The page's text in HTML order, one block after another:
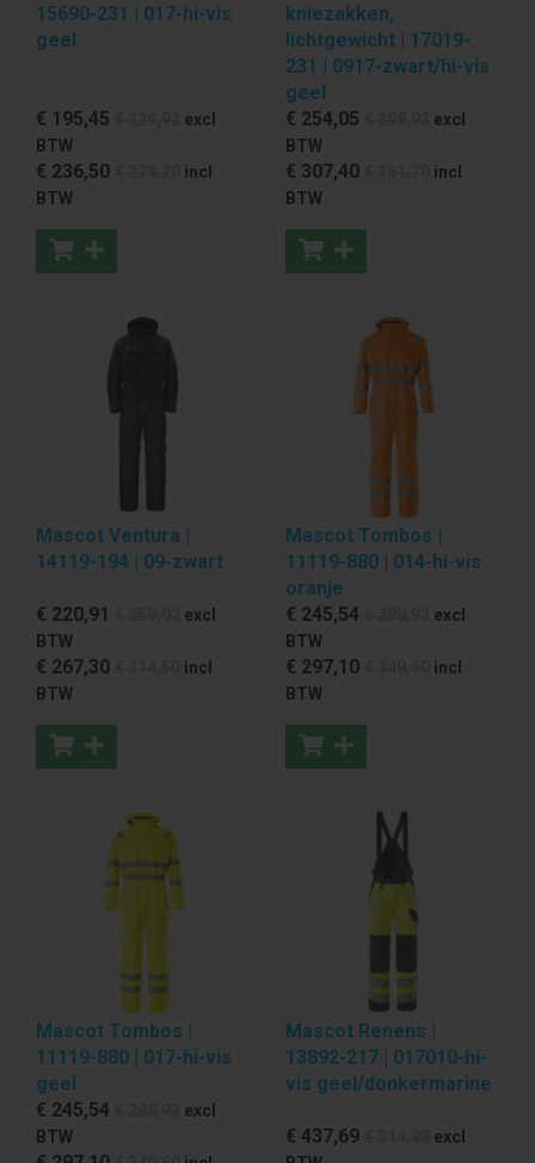
15690-231 | 017-hi-vis
geel
€ 195,45
excl
BTW
€ 236,50
incl
BTW
kniezakken,
lichtgewicht | 17019-
231 | 0917-zwart/hi-vis
geel
€ 254,05
excl
BTW
€ 307,40
incl
BTW
Mascot Ventura |
14119-194 | 09-zwart
€ 220,91
excl
BTW
€ 267,30
incl
BTW
Mascot Tombos |
11119-880 | 014-hi-vis
oranje
€ 245,54
excl
BTW
€ 297,10
incl
BTW
Mascot Tombos |
11119-880 | 017-hi-vis
geel
€ 245,54
excl
BTW
Mascot Renens |
13892-217 | 017010-hi-
vis geel/donkermarine
€ 437,69
excl